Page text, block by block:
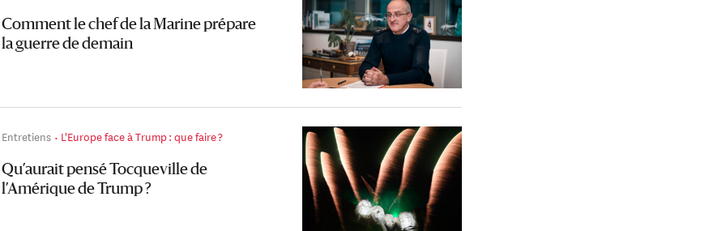
Comment le chef de la Marine prépare
la guerre de demain
Entretiens L'Europe face à Trump : que faire ?
Qu’aurait pensé Tocqueville de
l’Amérique de Trump ?